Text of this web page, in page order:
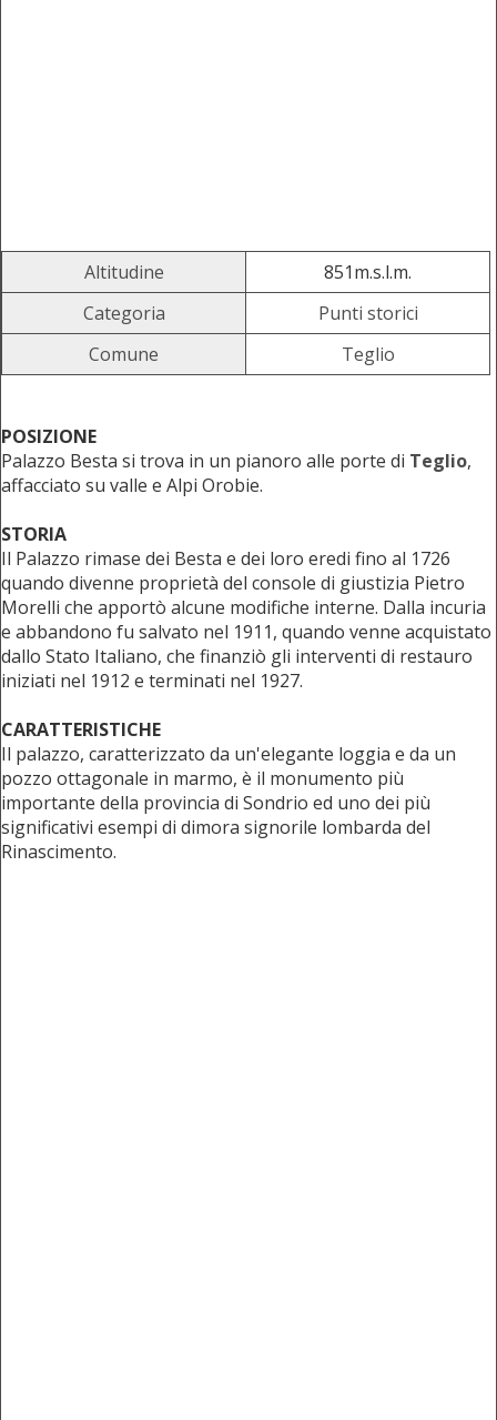
Altitudine
851m.s.l.m.
Categoria
Punti storici
Comune
Teglio
POSIZIONE
Palazzo Besta si trova in un pianoro alle porte di Teglio,
affacciato su valle e Alpi Orobie.
STORIA
Il Palazzo rimase dei Besta e dei loro eredi fino al 1726
quando divenne proprietà del console di giustizia Pietro
Morelli che apportò alcune modifiche interne. Dalla incuria
e abbandono fu salvato nel 1911, quando venne acquistato
dallo Stato Italiano, che finanziò gli interventi di restauro
iniziati nel 1912 e terminati nel 1927.
CARATTERISTICHE
Il palazzo, caratterizzato da un'elegante loggia e da un
pozzo ottagonale in marmo, è il monumento più
importante della provincia di Sondrio ed uno dei più
significativi esempi di dimora signorile lombarda del
Rinascimento.